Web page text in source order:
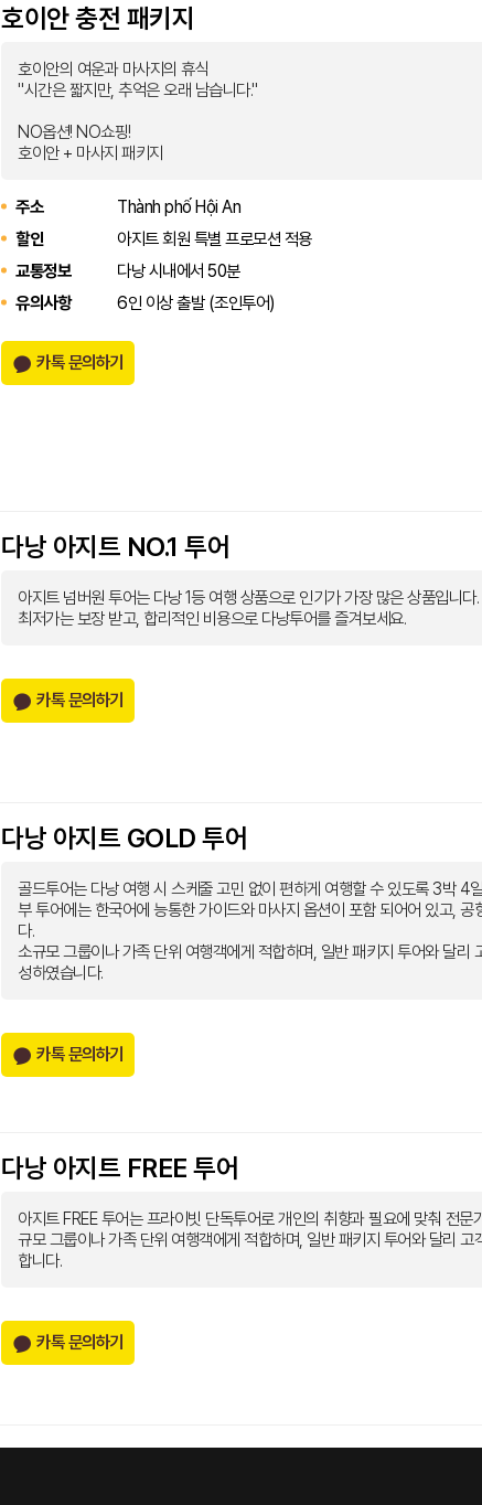
호이안 충전 패키지
호이안의 여운과 마사지의 휴식
"시간은 짧지만, 추억은 오래 남습니다."
NO옵션! NO쇼핑!
호이안 + 마사지 패키지
주소
Thành phố Hội An
할인
아지트 회원 특별 프로모션 적용
교통정보
다낭 시내에서 50분
유의사항
6인 이상 출발 (조인투어)
카톡 문의하기
다낭 아지트 NO.1 투어
아지트 넘버원 투어는 다낭 1등 여행 상품으로 인기가 가장 많은 상품입니다.
최저가는 보장 받고, 합리적인 비용으로 다낭투어를 즐겨보세요.
카톡 문의하기
다낭 아지트 GOLD 투어
골드투어는 다낭 여행 시 스케줄 고민 없이 편하게 여행할 수 있도록 3박 4
부 투어에는 한국어에 능통한 가이드와 마사지 옵션이 포함 되어어 있고,
다.
소규모 그룹이나 가족 단위 여행객에게 적합하며, 일반 패키지 투어와 달리
성하였습니다.
카톡 문의하기
다낭 아지트 FREE 투어
아지트 FREE 투어는 프라이빗 단독투어로 개인의 취향과 필요에 맞춰 전
규모 그룹이나 가족 단위 여행객에게 적합하며, 일반 패키지 투어와 달리
합니다.
카톡 문의하기